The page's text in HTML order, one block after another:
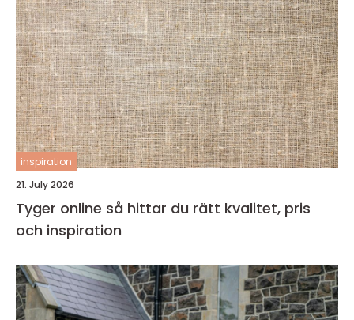
inspiration
21. July 2026
Tyger online så hittar du rätt kvalitet, pris
och inspiration